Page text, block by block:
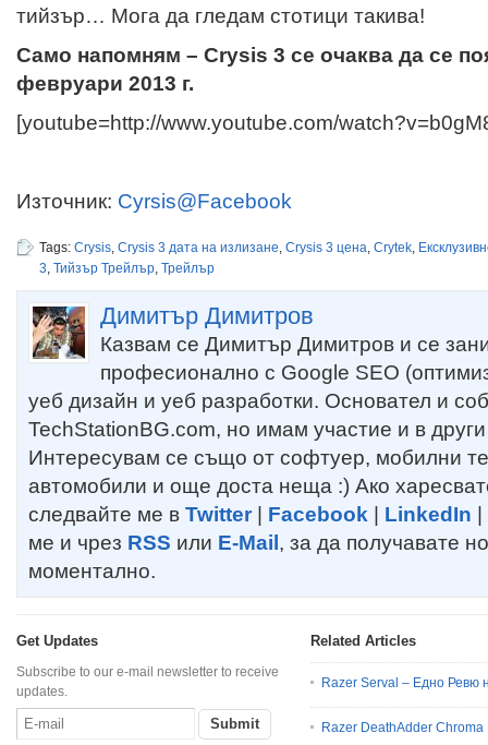
тийзър… Мога да гледам стотици такива!
Само напомням – Crysis 3 се очаква да се
февруари 2013 г.
[youtube=http://www.youtube.com/
Източник: Cyrsis@Facebook
Tags: Crysis, Crysis 3 дата на излизане, Crysis 3 цена, Crytek,
3, Тийзър Трейлър, Трейлър
Димитър Димитров
Казвам се Димитър Димитров и се
професионално с Google SEO
уеб дизайн и уеб разработки. Основател и
TechStationBG.com, но имам участие и в
Интересувам се също от софтуер, мобилни
автомобили и още доста неща :) Ако
следвайте ме в Twitter| Facebook LinkedIn
ме и чрез RSS или E-Mail , за да получавате
моментално.
Get Updates
Subscribe to our e-mail newsletter to receive
updates.
Related Articles
Razer Serval – Едно Ревю
Razer DeathAdder Chroma